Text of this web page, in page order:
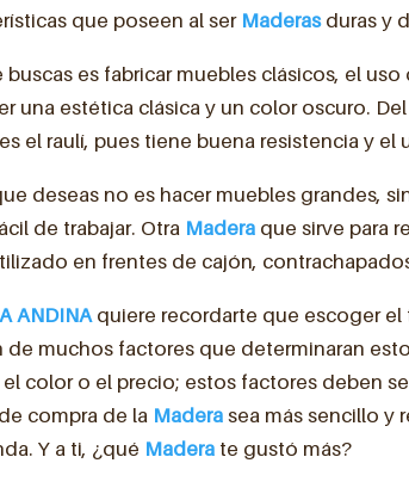
que poseen al ser Maderasduras y
es fabricar muebles clásicos, el uso
una estética clásica y un color oscuro.
el raulí, pues tiene buena resistencia y
deseas no es hacer muebles grandes,
de trabajar. Otra Madera que sirve para
en frentes de cajón,
ANDINA quiere recordarte que escoger el
muchos factores que determinaran
color o el precio; estos factores deben
compra de la Madera sea más sencillo y
Y a ti, ¿qué Madera te gustó más?